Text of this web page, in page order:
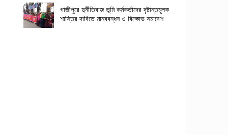
গাজীপুরে দুর্নীতিবাজ ভূমি কর্মকর্তাদের দৃষ্টান্তমূলক
শাস্তির দাবিতে মানববন্ধন ও বিক্ষোভ সমাবেশ